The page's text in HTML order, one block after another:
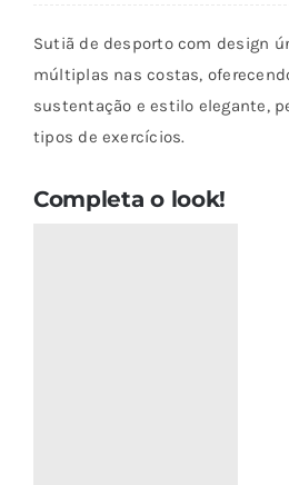
Peace
Branco
Sutiã de desporto com design
múltiplas nas costas,
sustentação e estilo elegante,
tipos de exercícios.
Completa o look!